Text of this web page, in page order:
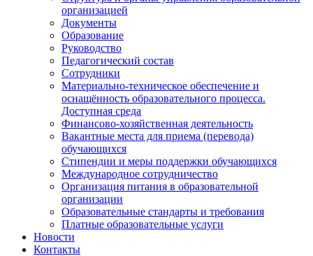
организацией
Документы
Образование
Руководство
Педагогический состав
Сотрудники
Материально-техническое обеспечение и
оснащённость образовательного процесса.
Доступная среда
Финансово-хозяйственная деятельность
Вакантные места для приема (перевода)
обучающихся
Стипендии и меры поддержки обучающихся
Международное сотрудничество
Организация питания в образовательной
организации
Образовательные стандарты и требования
Платные образовательные услуги
Новости
Контакты